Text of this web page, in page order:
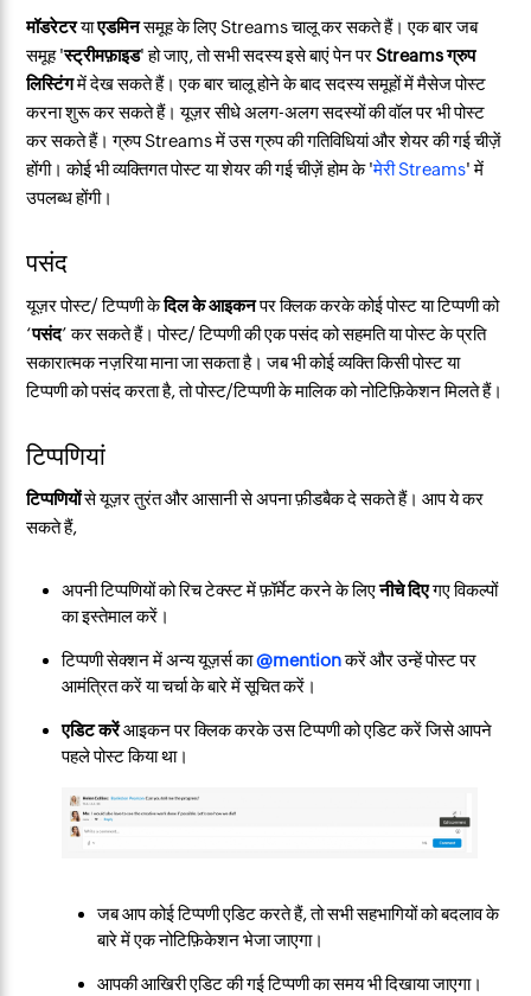
मॉडरेटरयाएडमिनसमूह के लिए Streams चालू कर सकते हैं। एक बार जब
समूह 'स्ट्रीमफ़ाइड' हो जाए, तो सभी सदस्य इसे बाएं पेन परStreams ग्रुप
लिस्टिंगमें देख सकते हैं। एक बार चालू होने के बाद सदस्य समूहों में मैसेज पोस्ट
करना शुरू कर सकते हैं। यूज़र सीधे अलग-अलग सदस्यों की वॉल पर भी पोस्ट
कर सकते हैं। ग्रुप Streams में उस ग्रुप की गतिविधियां और शेयर की गई चीज़ें
होंगी। कोई भी व्यक्तिगत पोस्ट या शेयर की गई चीज़ें होम के 'मेरी Streams' में
उपलब्ध होंगी।
पसंद
यूज़र पोस्ट/ टिप्पणी केदिल के आइकनपर क्लिक करके कोई पोस्ट या टिप्पणी को
‘पसंद’ कर सकते हैं। पोस्ट/ टिप्पणी की एक पसंद को सहमति या पोस्ट के प्रति
सकारात्मक नज़रिया माना जा सकता है। जब भी कोई व्यक्ति किसी पोस्ट या
टिप्पणी को पसंद करता है, तो पोस्ट/टिप्पणी के मालिक को नोटिफ़िकेशन मिलते हैं।
टिप्पणियां
टिप्पणियोंसे यूज़र तुरंत और आसानी से अपना फ़ीडबैक दे सकते हैं। आप ये कर
सकते हैं,
अपनी टिप्पणियों को रिच टेक्स्ट में फ़ॉर्मेट करने के लिएनीचे दिएगए विकल्पों
का इस्तेमाल करें।
टिप्पणी सेक्शन में अन्य यूज़र्स का@mention करें और उन्हें पोस्ट पर
आमंत्रित करें या चर्चा के बारे में सूचित करें।
एडिट करेंआइकन पर क्लिक करके उस टिप्पणी को एडिट करें जिसे आपने
पहले पोस्ट किया था।
जब आप कोई टिप्पणी एडिट करते हैं, तो सभी सहभागियों को बदलाव के
बारे में एक नोटिफ़िकेशन भेजा जाएगा।
आपकी आखिरी एडिट की गई टिप्पणी का समय भी दिखाया जाएगा।